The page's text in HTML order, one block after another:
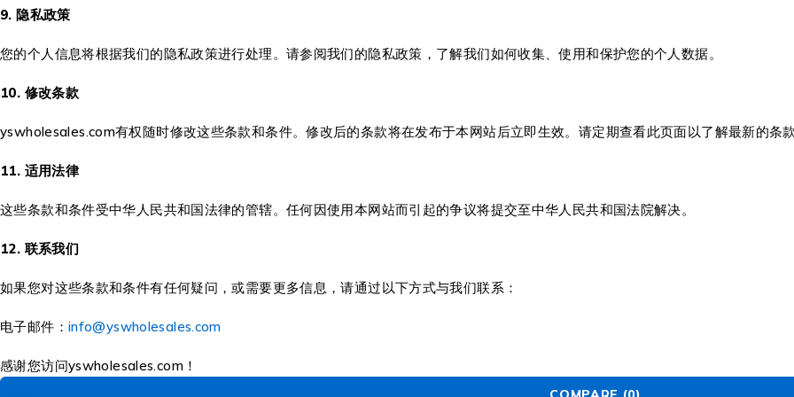
9. 隐私政策
您的个人信息将根据我们的隐私政策进行处理。请参阅我们的隐私政策，了解我们如何收集、使用和保护您的个人数据。
10. 修改条款
yswholesales.com有权随时修改这些条款和条件。修改后的条款将在发布于本网站后立即生效。请定期查看此页面以了解最新的条款
11. 适用法律
这些条款和条件受中华人民共和国法律的管辖。任何因使用本网站而引起的争议将提交至中华人民共和国法院解决。
12. 联系我们
如果您对这些条款和条件有任何疑问，或需要更多信息，请通过以下方式与我们联系：
电子邮件： info@yswholesales.com
感谢您访问yswholesales.com！